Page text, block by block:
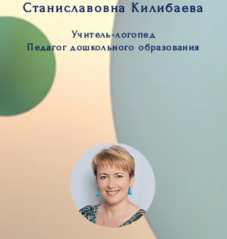
Станиславовна Килибаева
Учитель-логопед
Педагог дошкольного образования